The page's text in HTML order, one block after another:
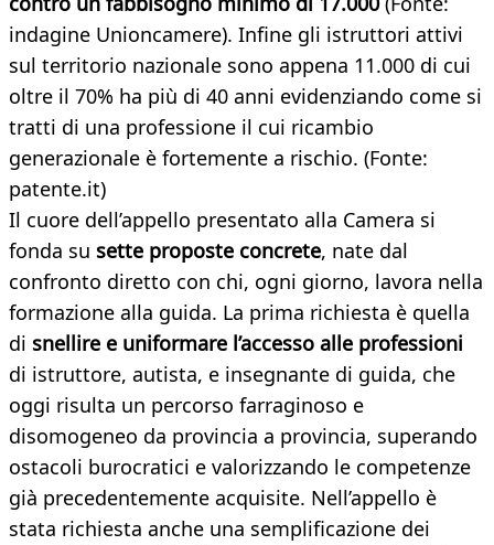
indagine Unioncamere). Infine gli istruttori attivi
sul territorio nazionale sono appena 11.000 di cui
oltre il 70% ha più di 40 anni evidenziando come si
tratti di una professione il cui ricambio
generazionale è fortemente a rischio. (Fonte:
patente.it)
Il cuore dell’appello presentato alla Camera si
fonda su sette proposte concrete, nate dal
confronto diretto con chi, ogni giorno, lavora nella
formazione alla guida. La prima richiesta è quella
di snellire e uniformare l’accesso alle professioni
di istruttore, autista, e insegnante di guida, che
oggi risulta un percorso farraginoso e
disomogeneo da provincia a provincia, superando
ostacoli burocratici e valorizzando le competenze
già precedentemente acquisite. Nell’appello è
stata richiesta anche una semplificazione dei